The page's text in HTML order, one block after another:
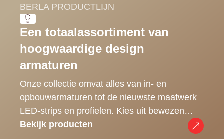
BERLA PRODUCTLIJN
Een totaalassortiment van
hoogwaardige design
armaturen
Onze collectie omvat alles van in- en
opbouwarmaturen tot de nieuwste maatwerk
LED-strips en profielen. Kies uit bewezen
kwaliteitsproducten die de basis vormen voor
Bekijk producten